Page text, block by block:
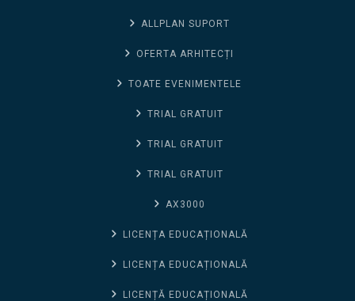
ALLPLAN SUPORT
OFERTA ARHITECȚI
TOATE EVENIMENTELE
TRIAL GRATUIT
TRIAL GRATUIT
TRIAL GRATUIT
AX3000
LICENȚA EDUCAȚIONALĂ
LICENȚA EDUCAȚIONALĂ
LICENȚĂ EDUCAȚIONALĂ